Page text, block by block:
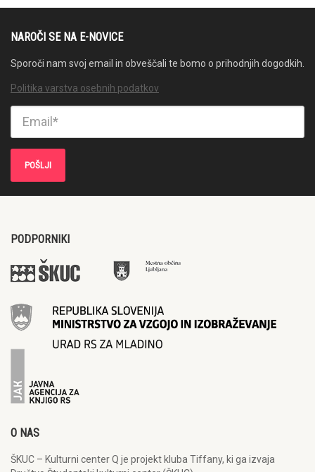
NAROČI SE NA E-NOVICE
Sporoči nam svoj email in obveščali te bomo o prihodnjih dogodkih.
Politika varstva osebnih podatkov
PODPORNIKI
O NAS
ŠKUC – Kulturni center Q je projekt kluba Tiffany, ki ga izvaja